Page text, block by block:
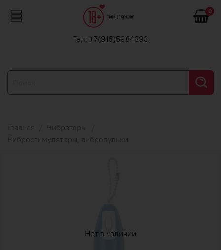
0
Тел: +7(915)5984393
Нет в наличии